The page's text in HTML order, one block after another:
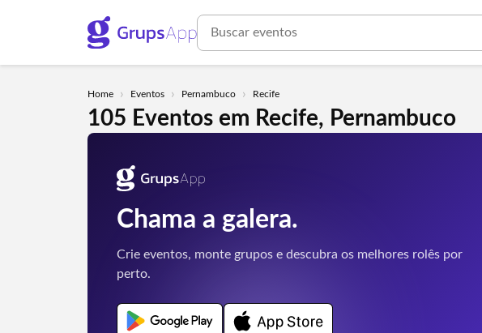
Home › Eventos › Pernambuco › Recife
105 Eventos em Recife, Pernambuco
Chama a galera.
Crie eventos, monte grupos e descubra os melhores rolês por
perto.